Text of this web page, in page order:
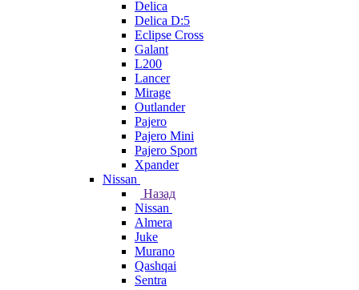
Delica
Delica D:5
Eclipse Cross
Galant
L200
Lancer
Mirage
Outlander
Pajero
Pajero Mini
Pajero Sport
Xpander
Nissan
Назад
Nissan
Almera
Juke
Murano
Qashqai
Sentra